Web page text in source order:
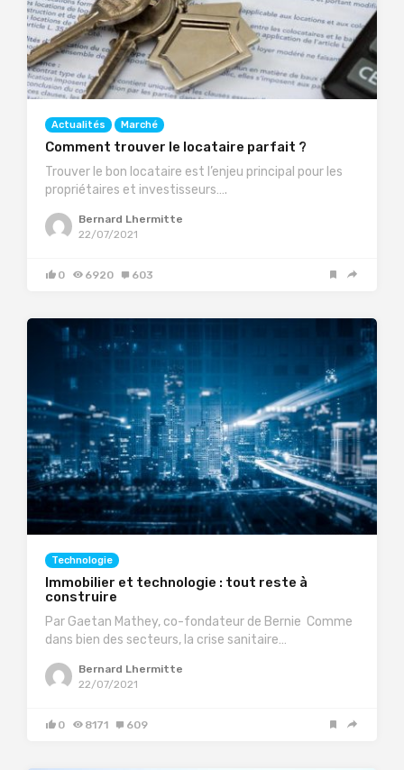
Actualités Marché
Comment trouver le locataire parfait ?
Trouver le bon locataire est l’enjeu principal pour les
propriétaires et investisseurs….
Bernard Lhermitte
22/07/2021
0 6920 603
Technologie
Immobilier et technologie : tout reste à
construire
Par Gaetan Mathey, co-fondateur de Bernie Comme
dans bien des secteurs, la crise sanitaire…
Bernard Lhermitte
22/07/2021
0 8171 609